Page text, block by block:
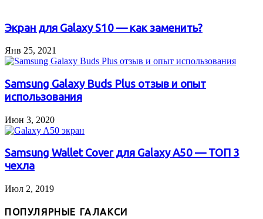
Экран для Galaxy S10 — как заменить?
Янв 25, 2021
Samsung Galaxy Buds Plus отзыв и опыт
использования
Июн 3, 2020
Samsung Wallet Cover для Galaxy A50 — ТОП 3
чехла
Июл 2, 2019
ПОПУЛЯРНЫЕ ГАЛАКСИ